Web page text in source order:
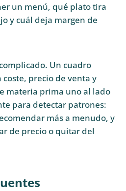
un menú, qué plato tira
y cuál deja margen de
Un cuadro
precio de venta y
materia prima uno al lado
para detectar patrones:
más a menudo, y
de precio o quitar del